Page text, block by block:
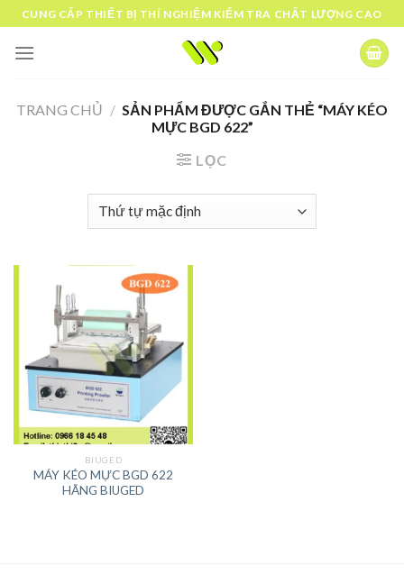
Skip
to
content
CUNG CẤP THIẾT BỊ THÍ NGHIỆM KIỂM TRA CHẤT LƯỢNG CAO
TRANG CHỦ / SẢN PHẨM ĐƯỢC GẮN THẺ “MÁY KÉO
MỰC BGD 622”
LỌC
BIUGED
MÁY KÉO MỰC BGD 622
HÃNG BIUGED